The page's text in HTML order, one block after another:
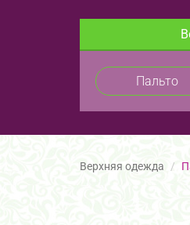
Пальто
Верхняя одежда